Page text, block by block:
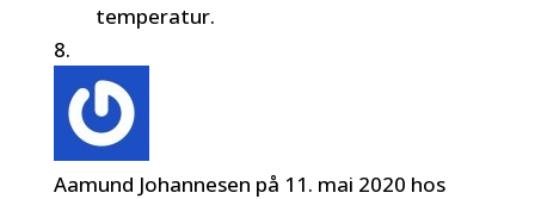
temperatur.
Aamund Johannesen på 11. mai 2020 hos